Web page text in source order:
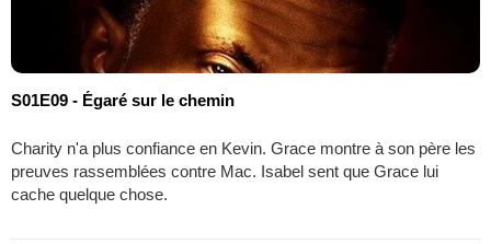
S01E09 - Égaré sur le chemin
Charity n'a plus confiance en Kevin. Grace montre à son père les
preuves rassemblées contre Mac. Isabel sent que Grace lui
cache quelque chose.